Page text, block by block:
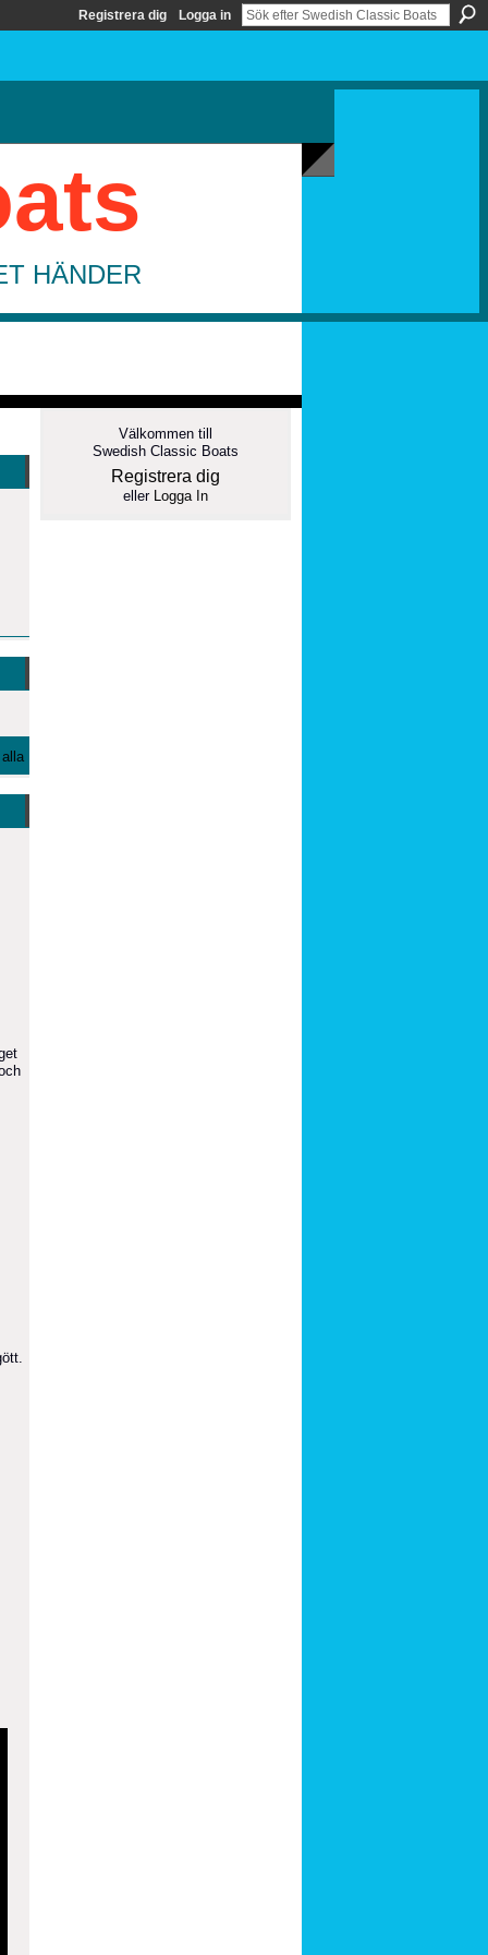
Registrera dig Logga in
HÄNDER
Välkommen till
Swedish Classic Boats
Registrera dig
eller Logga In